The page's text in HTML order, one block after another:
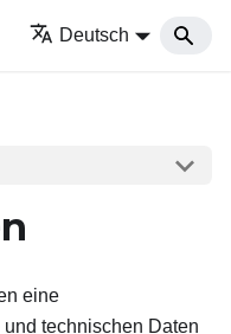
Deutsch
eine
technischen Daten